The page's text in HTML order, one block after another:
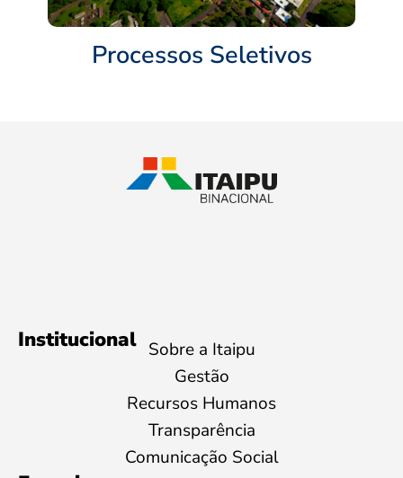
Processos Seletivos
Institucional Sobre a Itaipu
Gestão
Recursos Humanos
Transparência
Comunicação Social